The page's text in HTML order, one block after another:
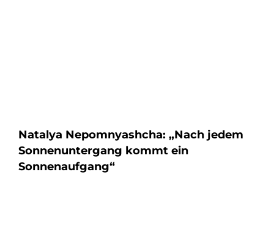
Natalya Nepomnyashcha: „Nach jedem
Sonnenuntergang kommt ein
Sonnenaufgang“